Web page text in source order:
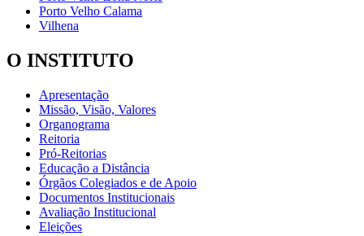
Porto Velho Calama
Vilhena
O INSTITUTO
Apresentação
Missão, Visão, Valores
Organograma
Reitoria
Pró-Reitorias
Educação a Distância
Órgãos Colegiados e de Apoio
Documentos Institucionais
Avaliação Institucional
Eleições